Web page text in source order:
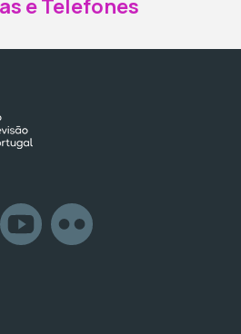
e Telefones